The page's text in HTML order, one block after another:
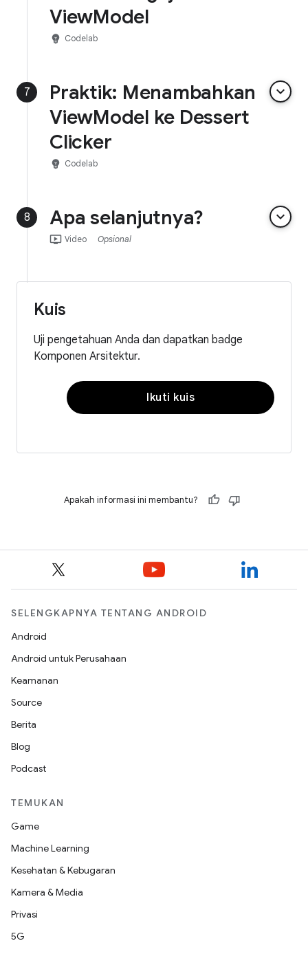
ViewModel
emoji_objects Codelab
7
Praktik: Menambahkan
ViewModel ke Dessert
Clicker
keyboard_arrow_down
emoji_objects Codelab
8 Apa selanjutnya? keyboard_arrow_down
ondemand_video Video Opsional
Kuis
Uji pengetahuan Anda dan dapatkan badge
Komponen Arsitektur.
Ikuti kuis
Apakah informasi ini membantu?
SELENGKAPNYA TENTANG ANDROID
Android
Android untuk Perusahaan
Keamanan
Source
Berita
Blog
Podcast
TEMUKAN
Game
Machine Learning
Kesehatan & Kebugaran
Kamera & Media
Privasi
5G